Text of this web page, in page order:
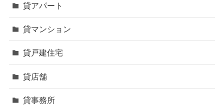
貸アパート
貸マンション
貸戸建住宅
貸店舗
貸事務所